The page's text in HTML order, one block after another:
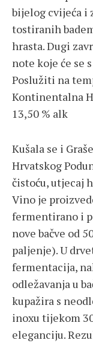
bijelog cvijeća i
tostiranih
hrasta. Dugi
note koje će se
Poslužiti na
Kontinentalna
13,50 % alk
Kušala se i
Hrvatskog
čistoću, utjecaj
Vino je
fermentirano i
nove bačve od
paljenje). U
fermentacija,
odležavanja u
kupažira s
inoxu tijekom
eleganciju.